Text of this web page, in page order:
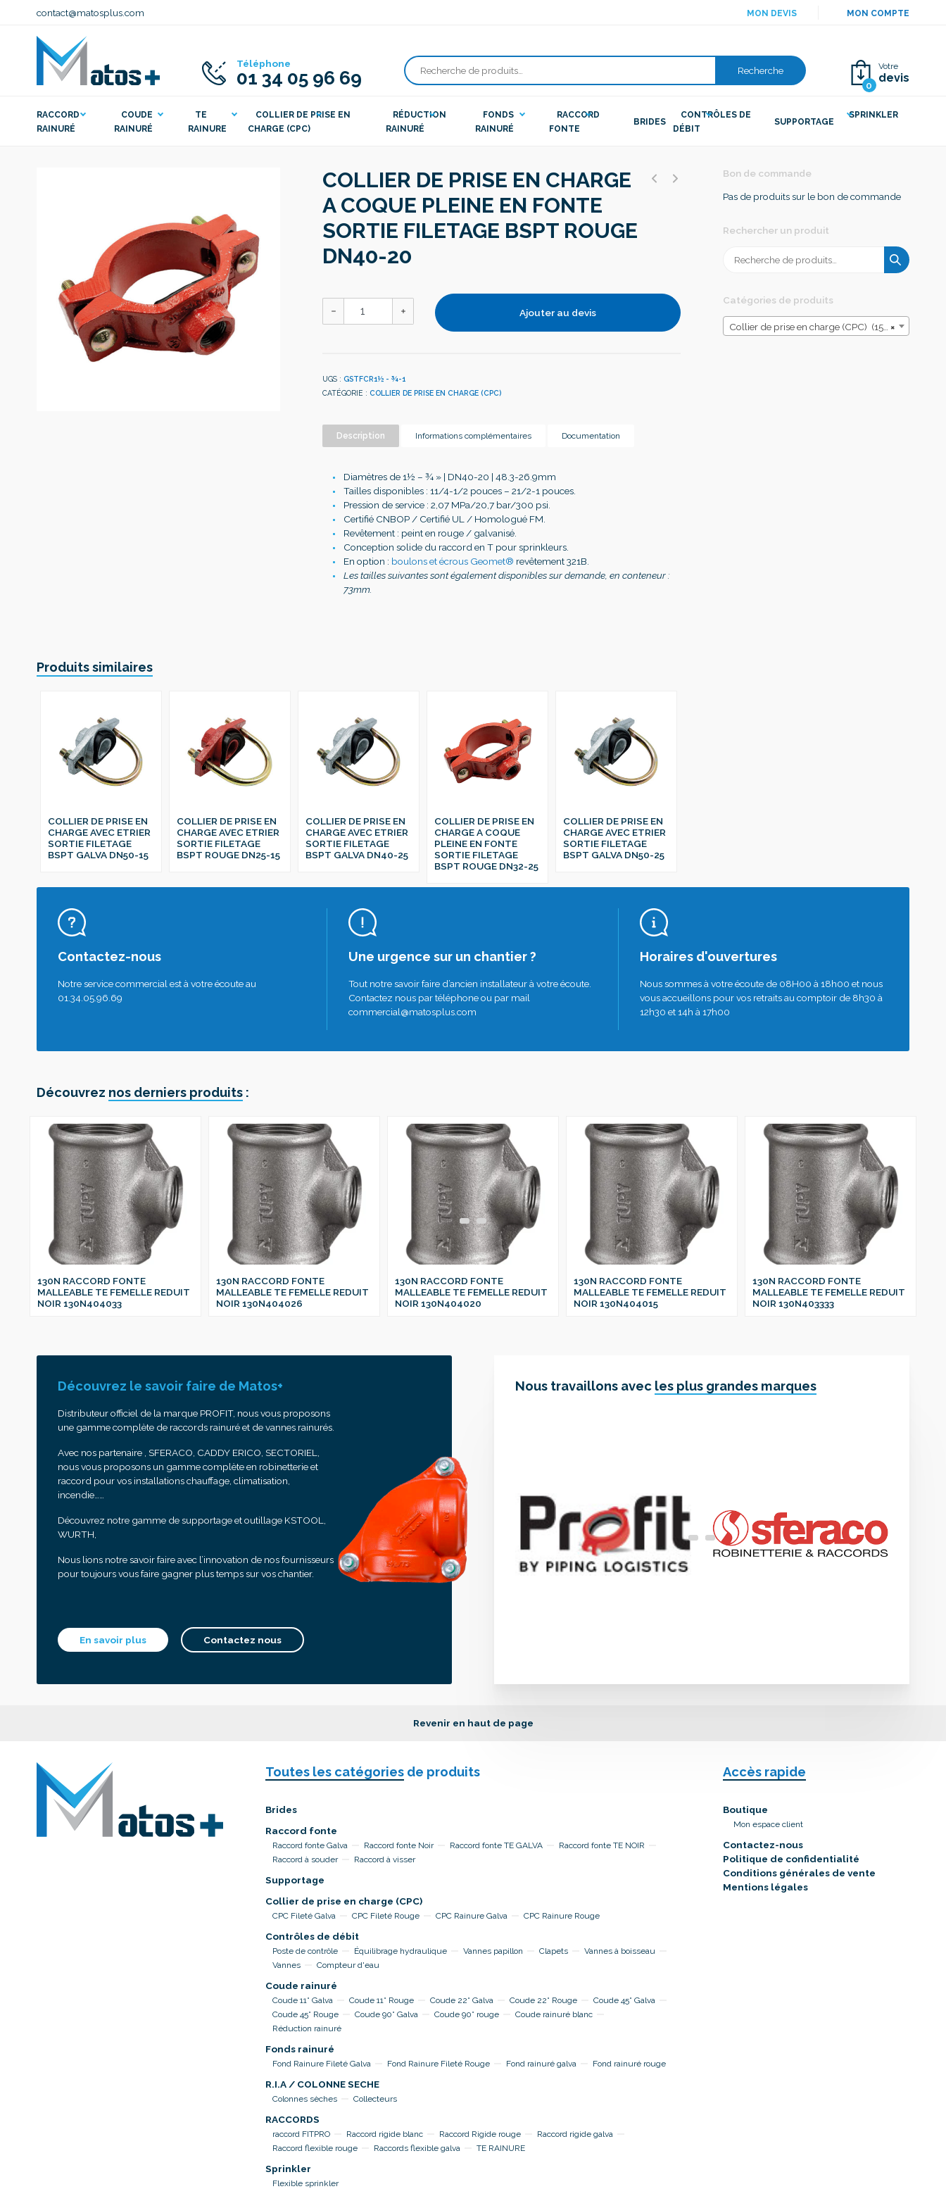
contact@matosplus.com MON DEVIS MON COMPTE
Téléphone
01 34 05 96 69
Recherche
Recherche
0
Votre
devis
RACCORD
RAINURÉ
COUDE
RAINURÉ
TE
RAINURE
COLLIER DE PRISE EN
CHARGE (CPC)
RÉDUCTION
RAINURÉ
FONDS
RAINURÉ
RACCORD
FONTE
BRIDES
CONTRÔLES DE
DÉBIT
SUPPORTAGE
SPRINKLER
COLLIER DE PRISE EN CHARGE
A COQUE PLEINE EN FONTE
SORTIE FILETAGE BSPT ROUGE
DN40-20
Ajouter au devis
UGS :GSTFCR1½ - ¾-1
CATÉGORIE :COLLIER DE PRISE EN CHARGE (CPC)
Description Informations complémentaires Documentation
Diamètres de 1½ – ¾ » | DN40-20 | 48.3-26.9mm
Tailles disponibles : 11/4-1/2 pouces – 21/2-1 pouces.
Pression de service : 2,07 MPa/20,7 bar/300 psi.
Certifié CNBOP / Certifié UL / Homologué FM.
Revêtement : peint en rouge / galvanisé.
Conception solide du raccord en T pour sprinkleurs.
En option : boulons et écrous Geomet® revêtement 321B.
Les tailles suivantes sont également disponibles sur demande, en conteneur :
73mm.
Produits similaires
COLLIER DE PRISE EN
CHARGE AVEC ETRIER
SORTIE FILETAGE
BSPT GALVA DN50-15
COLLIER DE PRISE EN
CHARGE AVEC ETRIER
SORTIE FILETAGE
BSPT ROUGE DN25-15
COLLIER DE PRISE EN
CHARGE AVEC ETRIER
SORTIE FILETAGE
BSPT GALVA DN40-25
COLLIER DE PRISE EN
CHARGE A COQUE
PLEINE EN FONTE
SORTIE FILETAGE
BSPT ROUGE DN32-25
COLLIER DE PRISE EN
CHARGE AVEC ETRIER
SORTIE FILETAGE
BSPT GALVA DN50-25
Bon de commande
Pas de produits sur le bon de commande
Rechercher un produit
pour :
Catégories de produits
×
Collier de prise en charge (CPC) (152)
Contactez-nous
Notre service commercial est à votre écoute au
01.34.05.96.69
Une urgence sur un chantier ?
Tout notre savoir faire d’ancien installateur à votre écoute.
Contactez nous par téléphone ou par mail
commercial@matosplus.com
Horaires d'ouvertures
Nous sommes à votre écoute de 08H00 à 18h00 et nous
vous accueillons pour vos retraits au comptoir de 8h30 à
12h30 et 14h à 17h00
Découvrez nos derniers produits :
130N RACCORD FONTE
MALLEABLE TE FEMELLE REDUIT
NOIR 130N404033
130N RACCORD FONTE
MALLEABLE TE FEMELLE REDUIT
NOIR 130N404026
130N RACCORD FONTE
MALLEABLE TE FEMELLE REDUIT
NOIR 130N404020
130N RACCORD FONTE
MALLEABLE TE FEMELLE REDUIT
NOIR 130N404015
130N RACCORD FONTE
MALLEABLE TE FEMELLE REDUIT
NOIR 130N403333
Découvrez le savoir faire de Matos+
Distributeur officiel de la marque PROFIT, nous vous proposons
une gamme complète de raccords rainuré et de vannes rainurés.
Avec nos partenaire , SFERACO, CADDY ERICO, SECTORIEL,
nous vous proposons un gamme complète en robinetterie et
raccord pour vos installations chauffage, climatisation,
incendie……
Découvrez notre gamme de supportage et outillage KSTOOL,
WURTH,
Nous lions notre savoir faire avec l’innovation de nos fournisseurs
pour toujours vous faire gagner plus temps sur vos chantier.
En savoir plus Contactez nous
Nous travaillons avec les plus grandes marques
Revenir en haut de page
Toutes les catégories de produits
Brides
Raccord fonte
Raccord fonte Galva Raccord fonte Noir Raccord fonte TE GALVA
Raccord fonte TE NOIR
Raccord à souder
Raccord à visser
Supportage
Collier de prise en charge (CPC)
CPC Fileté Galva CPC Fileté Rouge CPC Rainure Galva CPC Rainure Rouge
Contrôles de débit
Poste de contrôle Équilibrage hydraulique Vannes papillon Clapets
Vannes à boisseau
Vannes
Compteur d'eau
Coude rainuré
Coude 11° Galva Coude 11° Rouge Coude 22° Galva Coude 22° Rouge
Coude 45° Galva
Coude 45° Rouge
Coude 90° Galva Coude 90° rouge
Coude rainuré blanc
Réduction rainuré
Fonds rainuré
Fond Rainure Fileté Galva Fond Rainure Fileté Rouge Fond rainuré galva Fond rainuré rouge
R.I.A / COLONNE SECHE
Colonnes sèches Collecteurs
RACCORDS
raccord FITPRO Raccord rigide blanc Raccord Rigide rouge
Raccord rigide galva
Raccord flexible rouge
Raccords flexible galva TE RAINURE
Sprinkler
Flexible sprinkler
Accès rapide
Boutique
Mon espace client
Contactez-nous
Politique de confidentialité
Conditions générales de vente
Mentions légales